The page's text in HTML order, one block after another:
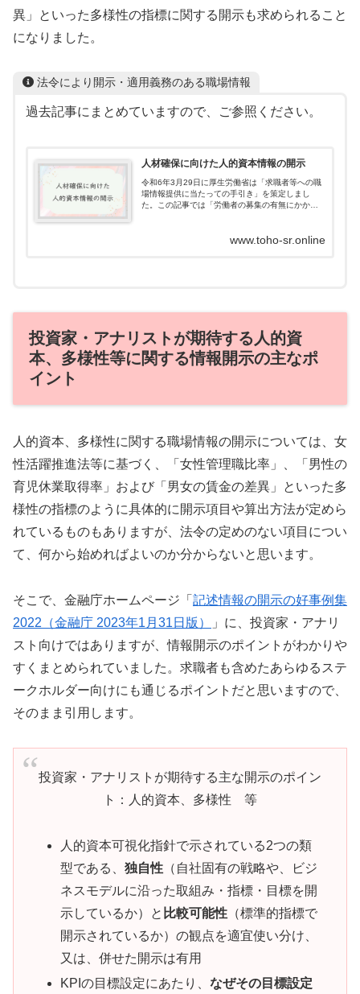
異」といった多様性の指標に関する開示も求められること
になりました。
法令により開示・適用義務のある職場情報
過去記事にまとめていますので、ご参照ください。
人材確保に向けた人的資本情報の開示
令和6年3月29日に厚生労働省は「求職者等への職
場情報提供に当たっての手引き」を策定しまし
た。この記事では「労働者の募集の有無にかかわ
報開示の方法について説明します。www.toho-sr.online
投資家・アナリストが期待する人的資
本、多様性等に関する情報開示の主なポ
イント
人的資本、多様性に関する職場情報の開示については、女
性活躍推進法等に基づく、「女性管理職比率」、「男性の
育児休業取得率」および「男女の賃金の差異」といった多
様性の指標のように具体的に開示項目や算出方法が定めら
れているものもありますが、法令の定めのない項目につい
て、何から始めればよいのか分からないと思います。
そこで、金融庁ホームページ「 記述情報の開示の好事例集
2022（金融庁 2023年1月31日版）
」に、投資家・アナリ
スト向けではありますが、情報開示のポイントがわかりや
すくまとめられていました。求職者も含めたあらゆるステ
ークホルダー向けにも通じるポイントだと思いますので、
そのまま引用します。
投資家・アナリストが期待する主な開示のポイン
ト：人的資本、多様性 等
人的資本可視化指針で示されている2つの類
型である、 独自性（自社固有の戦略や、ビジ
ネスモデルに沿った取組み・指標・目標を開
示しているか）と 比較可能性（標準的指標で
開示されているか）の観点を適宜使い分け、
又は、併せた開示は有用
KPIの目標設定にあたり、 なぜその目標設定